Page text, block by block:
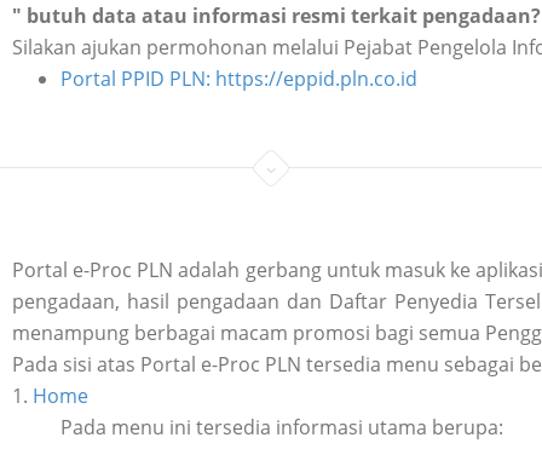
" butuh data atau informasi resmi terkait
Silakan ajukan permohonan melalui Pejabat Pengelola
Portal PPID PLN: https://eppid.pln.co.id
Portal e-Proc PLN adalah gerbang untuk masuk ke
pengadaan, hasil pengadaan dan Daftar Penyedia
menampung berbagai macam promosi bagi semua
Pada sisi atas Portal e-Proc PLN tersedia menu sebagai
1. Home
Pada menu ini tersedia informasi utama berupa: